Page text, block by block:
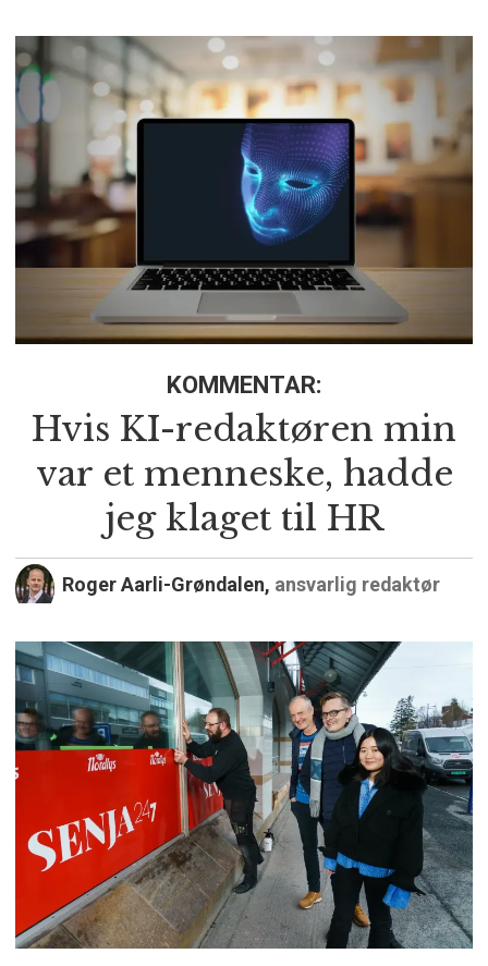
KOMMENTAR:
Hvis KI-redaktøren min
var et menneske, hadde
jeg klaget til HR
Roger Aarli-Grøndalen, ansvarlig redaktør